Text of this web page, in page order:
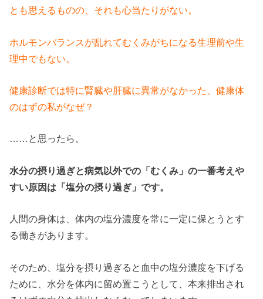
とも思えるものの、それも心当たりがない。
ホルモンバランスが乱れてむくみがちになる生理前や生
理中でもない。
健康診断では特に腎臓や肝臓に異常がなかった、健康体
のはずの私がなぜ？
……と思ったら。
水分の摂り過ぎと病気以外での「むくみ」の一番考えや
すい原因は「塩分の摂り過ぎ」です。
人間の身体は、体内の塩分濃度を常に一定に保とうとす
る働きがあります。
そのため、塩分を摂り過ぎると血中の塩分濃度を下げる
ために、水分を体内に留め置こうとして、本来排出され